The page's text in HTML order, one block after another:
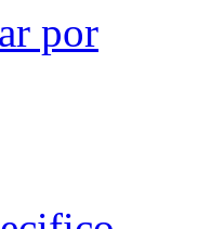
por